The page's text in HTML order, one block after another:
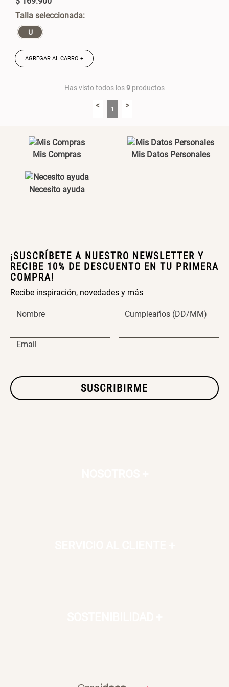
U
AGREGAR AL CARRO +
Has visto todos los9 productos
< 1 >
Mis Compras Mis Datos Personales
Necesito ayuda
¡SUSCRÍBETE A NUESTRO NEWSLETTER Y
RECIBE 10% DE DESCUENTO EN TU PRIMERA
COMPRA!
Recibe inspiración, novedades y más
Nombre Cumpleaños (DD/MM)
Email
SUSCRIBIRME